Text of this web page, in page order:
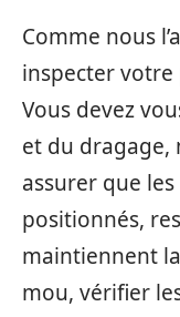
Comme nous
inspecter
Vous devez
et du dragage,
assurer que
positionnés,
maintiennent
mou, vérifier